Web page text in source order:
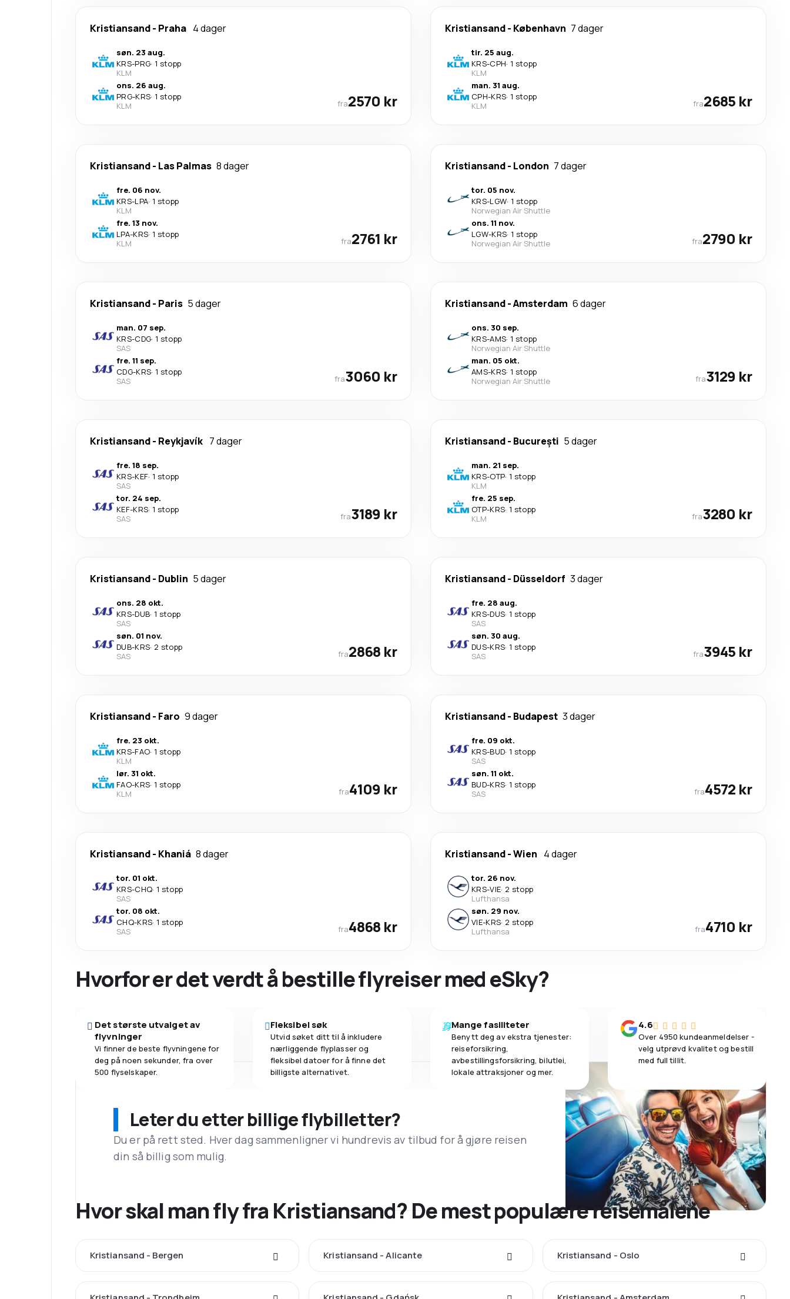
Kristiansand- Praha 4 dager
søn. 23 aug.
KRS-PRG· 1 stopp
KLM
ons. 26 aug.
PRG-KRS· 1 stopp
KLM
fra2570 kr
Kristiansand- København 7 dager
tir. 25 aug.
KRS-CPH· 1 stopp
KLM
man. 31 aug.
CPH-KRS· 1 stopp
KLM
fra2685 kr
Kristiansand- Las Palmas 8 dager
fre. 06 nov.
KRS-LPA· 1 stopp
KLM
fre. 13 nov.
LPA-KRS· 1 stopp
KLM
fra2761 kr
Kristiansand- London 7 dager
tor. 05 nov.
KRS-LGW· 1 stopp
Norwegian Air Shuttle
ons. 11 nov.
LGW-KRS· 1 stopp
Norwegian Air Shuttle
fra2790 kr
Kristiansand- Paris 5 dager
man. 07 sep.
KRS-CDG· 1 stopp
SAS
fre. 11 sep.
CDG-KRS· 1 stopp
SAS
fra3060 kr
Kristiansand-Amsterdam 6 dager
ons. 30 sep.
KRS-AMS· 1 stopp
Norwegian Air Shuttle
man. 05 okt.
AMS-KRS· 1 stopp
Norwegian Air Shuttle
fra3129 kr
Kristiansand- Reykjavík 7 dager
fre. 18 sep.
KRS-KEF· 1 stopp
SAS
tor. 24 sep.
KEF-KRS· 1 stopp
SAS
fra3189 kr
Kristiansand- București 5 dager
man. 21 sep.
KRS-OTP· 1 stopp
KLM
fre. 25 sep.
OTP-KRS· 1 stopp
KLM
fra3280 kr
Kristiansand- Dublin 5 dager
ons. 28 okt.
KRS-DUB· 1 stopp
SAS
søn. 01 nov.
DUB-KRS· 2 stopp
SAS
fra2868 kr
Kristiansand- Düsseldorf 3 dager
fre. 28 aug.
KRS-DUS· 1 stopp
SAS
søn. 30 aug.
DUS-KRS· 1 stopp
SAS
fra3945 kr
Kristiansand- Faro 9 dager
fre. 23 okt.
KRS-FAO· 1 stopp
KLM
lør. 31 okt.
FAO-KRS· 1 stopp
KLM
fra4109 kr
Kristiansand- Budapest 3 dager
fre. 09 okt.
KRS-BUD· 1 stopp
SAS
søn. 11 okt.
BUD-KRS· 1 stopp
SAS
fra4572 kr
Kristiansand- Khaniá 8 dager
tor. 01 okt.
KRS-CHQ· 1 stopp
SAS
tor. 08 okt.
CHQ-KRS· 1 stopp
SAS
fra4868 kr
Kristiansand-Wien 4 dager
tor. 26 nov.
KRS-VIE· 2 stopp
Lufthansa
søn. 29 nov.
VIE-KRS· 2 stopp
Lufthansa
fra4710 kr
Hvorfor er det verdt å bestille flyreiser med eSky?
Det største utvalget av
flyvninger
Vi finner de beste flyvningene for
deg på noen sekunder, fra over
500 flyselskaper.
Fleksibel søk
Utvid søket ditt til å inkludere
nærliggende flyplasser og
fleksibel datoer for å finne det
billigste alternativet.
Mange fasiliteter
Benytt deg av ekstra tjenester:
reiseforsikring,
avbestillingsforsikring, bilutlei,
lokale attraksjoner og mer.
4.6
Over 4950 kundeanmeldelser -
velg utprøvd kvalitet og bestill
med full tillit.
Leter du etter billige flybilletter?
Du er på rett sted. Hver dag sammenligner vi hundrevis av tilbud for å gjøre reisen
din så billig som mulig.
Hvor skal man fly fra Kristiansand? De mest populære reisemålene
Kristiansand - Bergen Kristiansand - Alicante Kristiansand - Oslo